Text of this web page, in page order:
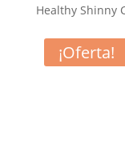
Healthy Shinny
¡Oferta!